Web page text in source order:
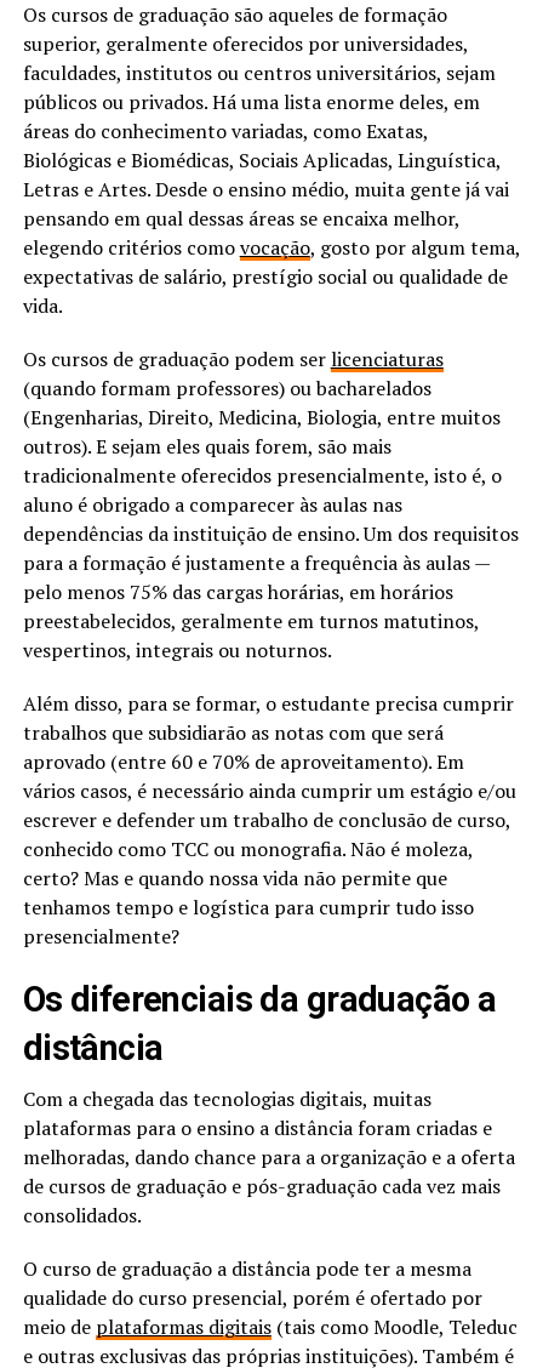
Os cursos de graduação são aqueles de formação
superior, geralmente oferecidos por universidades,
faculdades, institutos ou centros universitários, sejam
públicos ou privados. Há uma lista enorme deles, em
áreas do conhecimento variadas, como Exatas,
Biológicas e Biomédicas, Sociais Aplicadas, Linguística,
Letras e Artes. Desde o ensino médio, muita gente já vai
pensando em qual dessas áreas se encaixa melhor,
elegendo critérios comovocação, gosto por algum tema,
expectativas de salário, prestígio social ou qualidade de
vida.
Os cursos de graduação podem serlicenciaturas
(quando formam professores) ou bacharelados
(Engenharias, Direito, Medicina, Biologia, entre muitos
outros). E sejam eles quais forem, são mais
tradicionalmente oferecidos presencialmente, isto é, o
aluno é obrigado a comparecer às aulas nas
dependências da instituição de ensino. Um dos requisitos
para a formação é justamente a frequência às aulas —
pelo menos 75% das cargas horárias, em horários
preestabelecidos, geralmente em turnos matutinos,
vespertinos, integrais ou noturnos.
Além disso, para se formar, o estudante precisa cumprir
trabalhos que subsidiarão as notas com que será
aprovado (entre 60 e 70% de aproveitamento). Em
vários casos, é necessário ainda cumprir um estágio e/ou
escrever e defender um trabalho de conclusão de curso,
conhecido como TCC ou monografia. Não é moleza,
certo? Mas e quando nossa vida não permite que
tenhamos tempo e logística para cumprir tudo isso
presencialmente?
Os diferenciais da graduação a
distância
Com a chegada das tecnologias digitais, muitas
plataformas para o ensino a distância foram criadas e
melhoradas, dando chance para a organização e a oferta
de cursos de graduação e pós-graduação cada vez mais
consolidados.
O curso de graduação a distância pode ter a mesma
qualidade do curso presencial, porém é ofertado por
meio de plataformas digitais(tais como Moodle, Teleduc
e outras exclusivas das próprias instituições). Também é